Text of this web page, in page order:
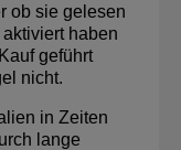
ob sie gelesen
haben
geführt
nicht.
in Zeiten
lange